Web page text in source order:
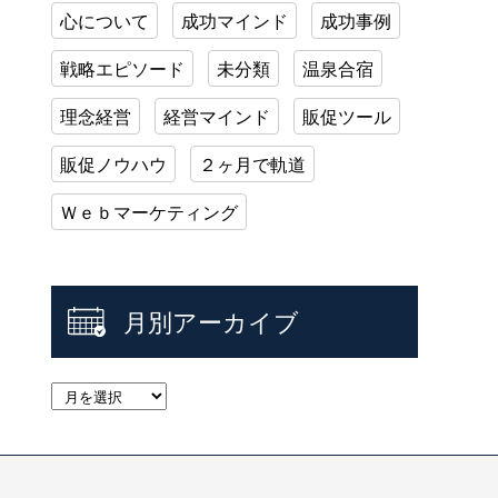
心について 成功マインド 成功事例
戦略エピソード 未分類 温泉合宿
理念経営 経営マインド 販促ツール
販促ノウハウ ２ヶ月で軌道
Ｗｅｂマーケティング
月別アーカイブ